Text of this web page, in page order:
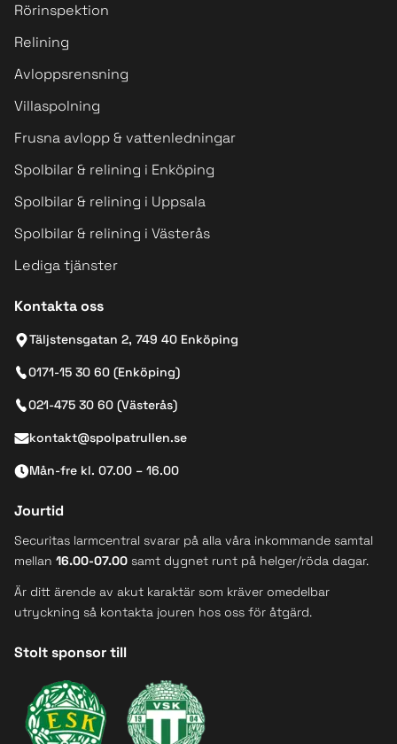
Rörinspektion
Relining
Avloppsrensning
Villaspolning
Frusna avlopp & vattenledningar
Spolbilar & relining i Enköping
Spolbilar & relining i Uppsala
Spolbilar & relining i Västerås
Lediga tjänster
Kontakta oss
Täljstensgatan 2, 749 40 Enköping
0171-15 30 60 (Enköping)
021-475 30 60 (Västerås)
kontakt@spolpatrullen.se
Mån-fre kl. 07.00 – 16.00
Jourtid
Securitas larmcentral svarar på alla våra inkommande samtal
mellan 16.00-07.00 samt dygnet runt på helger/röda dagar.
Är ditt ärende av akut karaktär som kräver omedelbar
utryckning så kontakta jouren hos oss för åtgärd.
Stolt sponsor till